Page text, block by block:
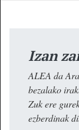
Izan
ALEA da
bezalako
Zuk ere
ezberdinak